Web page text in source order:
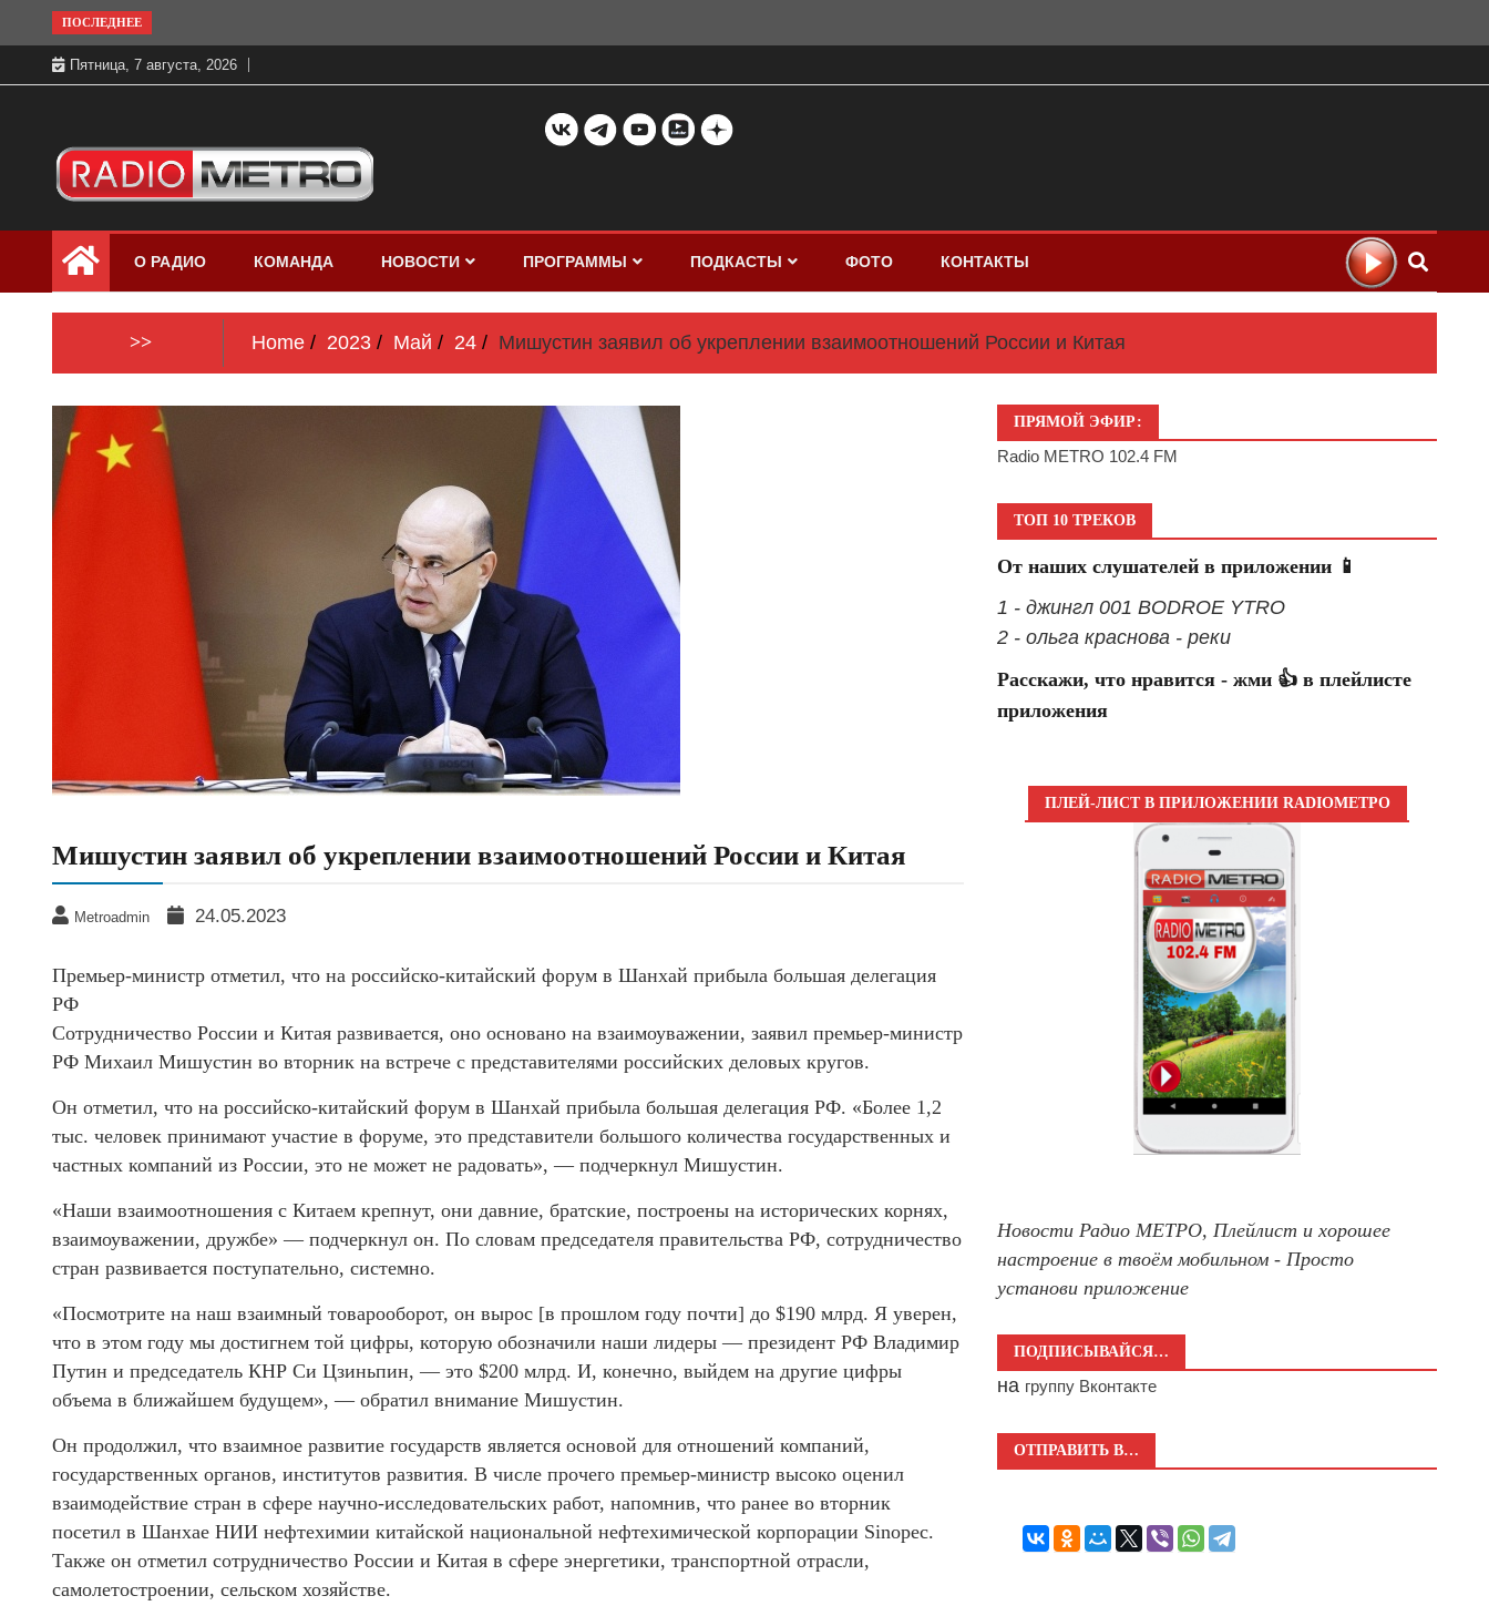
to
content
ПОСЛЕДНЕЕ
Пятница, 7 августа, 2026
Радио МЕТРО
бесплатно в хорошем качестве Санкт-
Петербург и Россия
О РАДИО КОМАНДА НОВОСТИ ПРОГРАММЫ ПОДКАСТЫ ФОТО КОНТАКТЫ
>> Home 2023 Май 24 Мишустин заявил об укреплении взаимоотношений России и Китая
Мишустин заявил об укреплении взаимоотношений России и Китая
Metroadmin 24.05.2023
Премьер-министр отметил, что на российско-китайский форум в Шанхай прибыла большая делегация
РФ
Сотрудничество России и Китая развивается, оно основано на взаимоуважении, заявил премьер-министр
РФ Михаил Мишустин во вторник на встрече с представителями российских деловых кругов.
Он отметил, что на российско-китайский форум в Шанхай прибыла большая делегация РФ. «Более 1,2
тыс. человек принимают участие в форуме, это представители большого количества государственных и
частных компаний из России, это не может не радовать», — подчеркнул Мишустин.
«Наши взаимоотношения с Китаем крепнут, они давние, братские, построены на исторических корнях,
взаимоуважении, дружбе» — подчеркнул он. По словам председателя правительства РФ, сотрудничество
стран развивается поступательно, системно.
«Посмотрите на наш взаимный товарооборот, он вырос [в прошлом году почти] до $190 млрд. Я уверен,
что в этом году мы достигнем той цифры, которую обозначили наши лидеры — президент РФ Владимир
Путин и председатель КНР Си Цзиньпин, — это $200 млрд. И, конечно, выйдем на другие цифры
объема в ближайшем будущем», — обратил внимание Мишустин.
Он продолжил, что взаимное развитие государств является основой для отношений компаний,
государственных органов, институтов развития. В числе прочего премьер-министр высоко оценил
взаимодействие стран в сфере научно-исследовательских работ, напомнив, что ранее во вторник
посетил в Шанхае НИИ нефтехимии китайской национальной нефтехимической корпорации Sinopec.
Также он отметил сотрудничество России и Китая в сфере энергетики, транспортной отрасли,
самолетостроении, сельском хозяйстве.
ПРЯМОЙ ЭФИР:
Radio METRO 102.4 FM
ТОП 10 ТРЕКОВ
От наших слушателей в приложении 📱
1 - джингл 001 BODROE YTRO
2 - ольга краснова - реки
Расскажи, что нравится - жми 👍 в плейлисте
приложения
ПЛЕЙ-ЛИСТ В ПРИЛОЖЕНИИ RADIOМЕТРО
Новости Радио МЕТРО, Плейлист и хорошее
настроение в твоём мобильном - Просто
установи приложение
ПОДПИСЫВАЙСЯ…
на группу Вконтакте
ОТПРАВИТЬ В…